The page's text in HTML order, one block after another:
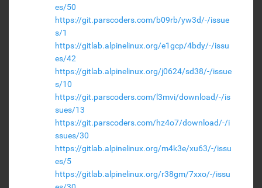
es/50
https://git.parscoders.com/b09rb/yw3d/-/issue
s/1
https://gitlab.alpinelinux.org/e1gcp/4bdy/-/issu
es/42
https://gitlab.alpinelinux.org/j0624/sd38/-/issue
s/10
https://git.parscoders.com/l3mvi/download/-/is
sues/13
https://git.parscoders.com/hz4o7/download/-/i
ssues/30
https://gitlab.alpinelinux.org/m4k3e/xu63/-/issu
es/5
https://gitlab.alpinelinux.org/r38gm/7xxo/-/issu